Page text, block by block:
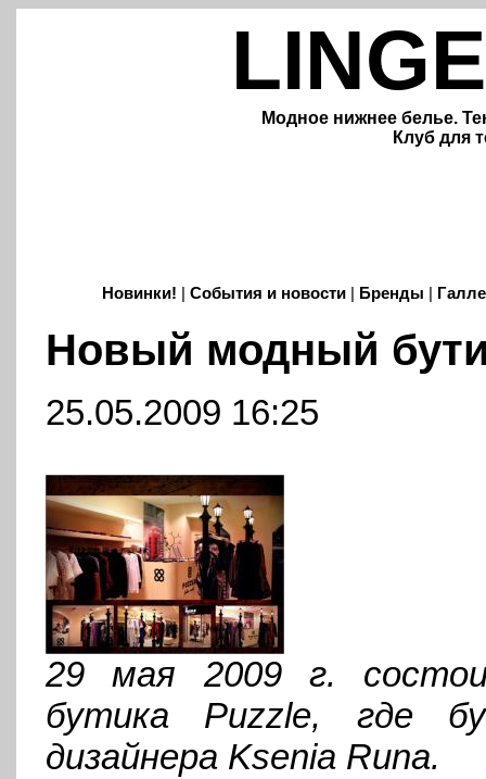
Модное нижнее белье.
Клуб для
Новинки! События и новости| Бренды
Новый модный
25.05.2009 16:25
29 мая 2009 г.
бутика Puzzle, где
дизайнера Ksenia Runa.